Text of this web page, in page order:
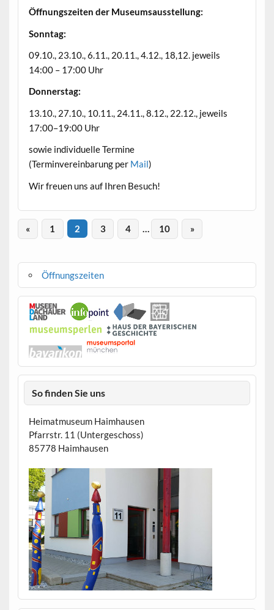
Öff­nungszeit­en der Museumsausstellung:
Son­ntag:
09.10., 23.10., 6.11., 20.11., 4.12., 18,12. jew­eils
14:00 – 17:00 Uhr
Don­ner­stag:
13.10., 27.10., 10.11., 24.11., 8.12., 22.12., jew­eils
17:00–19:00 Uhr
sowie indi­vidu­elle Termine
(Ter­min­vere­in­barung per Mail)
Wir freuen uns auf Ihren Besuch!
« 1 2 3 4 … 10 »
Öffnungszeiten
So finden Sie uns
Heimatmuseum Haimhausen
Pfarrstr. 11 (Untergeschoss)
85778 Haimhausen